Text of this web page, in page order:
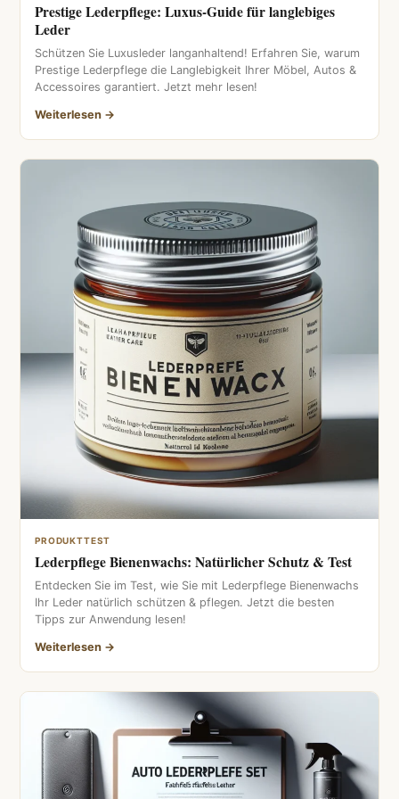
Prestige Lederpflege: Luxus-Guide für langlebiges
Leder
Schützen Sie Luxusleder langanhaltend! Erfahren Sie, warum
Prestige Lederpflege die Langlebigkeit Ihrer Möbel, Autos &
Accessoires garantiert. Jetzt mehr lesen!
Weiterlesen →
PRODUKTTEST
Lederpflege Bienenwachs: Natürlicher Schutz & Test
Entdecken Sie im Test, wie Sie mit Lederpflege Bienenwachs
Ihr Leder natürlich schützen & pflegen. Jetzt die besten
Tipps zur Anwendung lesen!
Weiterlesen →